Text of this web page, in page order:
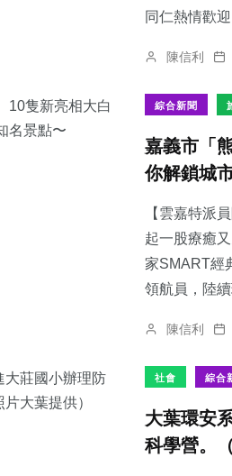
同仁熱情歡
陳信利
綜合新聞
嘉義市「
你解鎖城
【雲嘉特派
起一股療癒
家SMART經
領航員，陸
陳信利
社會 綜合
大葉環安
科學營。